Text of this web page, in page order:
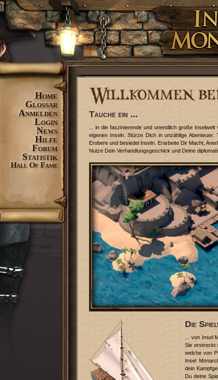
Home
Glossar
Anmelden
Login
News
Hilfe
Forum
Statistik
Hall Of Fame
Tauche ein ...
... in die faszinierende und unendlich große
eigenen Inseln. Stürze Dich in unzählige
Erobere und besiedel Inseln. Erarbeite Dir Macht,
Nutze Dein Verhandlungsgeschick und Deine
Die
... von Insel
Sie erstreckt
welche von
Insel
dein
Du deine